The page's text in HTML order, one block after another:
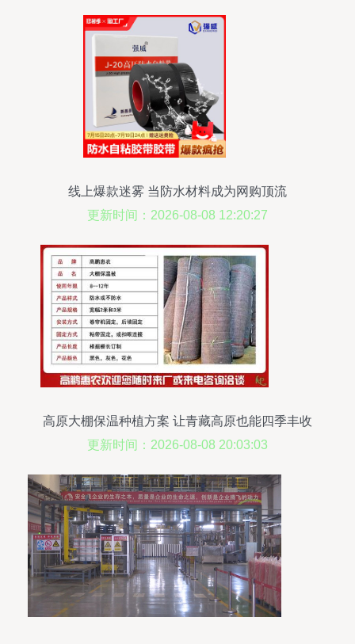
线上爆款迷雾 当防水材料成为网购顶流
更新时间：2026-08-08 12:20:27
高原大棚保温种植方案 让青藏高原也能四季丰收
更新时间：2026-08-08 20:03:03